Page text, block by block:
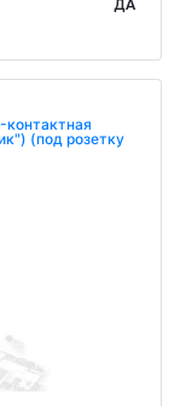
ДА
контактная
(под розетку